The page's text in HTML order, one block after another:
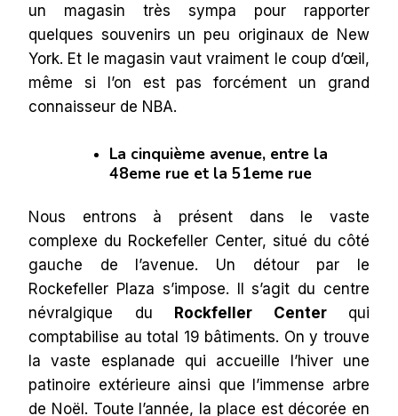
un magasin très sympa pour rapporter
quelques souvenirs un peu originaux de New
York. Et le magasin vaut vraiment le coup d’œil,
même si l’on est pas forcément un grand
connaisseur de NBA.
La cinquième avenue, entre la
48eme rue et la 51eme rue
Nous entrons à présent dans le vaste
complexe du Rockefeller Center, situé du côté
gauche de l’avenue. Un détour par le
Rockefeller Plaza s’impose. Il s’agit du centre
névralgique du
Rockfeller Centerqui
comptabilise au total 19 bâtiments. On y trouve
la vaste esplanade qui accueille l’hiver une
patinoire extérieure ainsi que l’immense arbre
de Noël. Toute l’année, la place est décorée en